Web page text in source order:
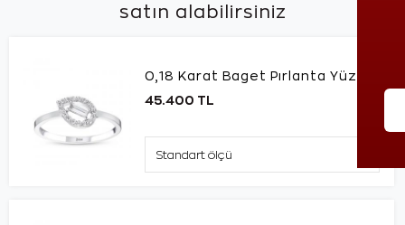
satın alabilirsiniz
0,18 Karat Baget Pırlanta Yüzük
45.400 TL